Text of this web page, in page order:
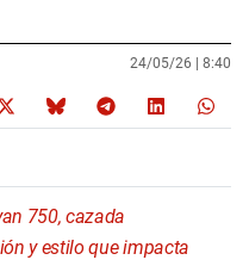
24/05/26 | 8:40
750, cazada
y estilo que impacta